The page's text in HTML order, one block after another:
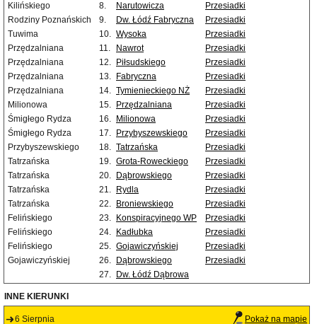
Kilińskiego
8. Narutowicza
Przesiadki
Rodziny Poznańskich
9. Dw. Łódź Fabryczna
Przesiadki
Tuwima
10. Wysoka
Przesiadki
Przędzalniana
11. Nawrot
Przesiadki
Przędzalniana
12. Piłsudskiego
Przesiadki
Przędzalniana
13. Fabryczna
Przesiadki
Przędzalniana
14. Tymienieckiego NŻ
Przesiadki
Milionowa
15. Przędzalniana
Przesiadki
Śmigłego Rydza
16. Milionowa
Przesiadki
Śmigłego Rydza
17. Przybyszewskiego
Przesiadki
Przybyszewskiego
18. Tatrzańska
Przesiadki
Tatrzańska
19. Grota-Roweckiego
Przesiadki
Tatrzańska
20. Dąbrowskiego
Przesiadki
Tatrzańska
21. Rydla
Przesiadki
Tatrzańska
22. Broniewskiego
Przesiadki
Felińskiego
23. Konspiracyjnego WP
Przesiadki
Felińskiego
24. Kadłubka
Przesiadki
Felińskiego
25. Gojawiczyńskiej
Przesiadki
Gojawiczyńskiej
26. Dąbrowskiego
Przesiadki
27.
Dw. Łódź Dąbrowa
INNE KIERUNKI
6 Sierpnia Pokaż na mapie